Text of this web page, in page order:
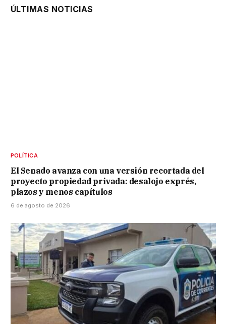
ÚLTIMAS NOTICIAS
POLÍTICA
El Senado avanza con una versión recortada del
proyecto propiedad privada: desalojo exprés,
plazos y menos capítulos
6 de agosto de 2026